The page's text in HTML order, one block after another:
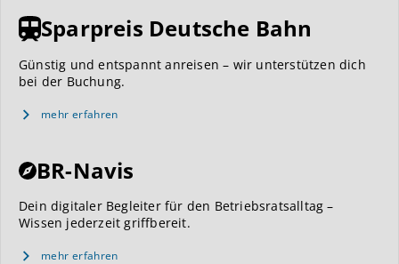
Sparpreis Deutsche Bahn
Günstig und entspannt anreisen – wir unterstützen dich
bei der Buchung.
mehr erfahren
BR-Navis
Dein digitaler Begleiter für den Betriebsratsalltag –
Wissen jederzeit griffbereit.
mehr erfahren